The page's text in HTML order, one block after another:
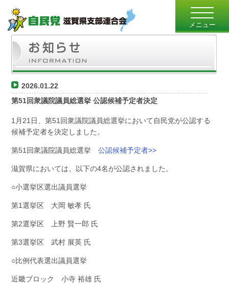
toggle
メニュー
2026.01.22
第51回衆議院議員総選挙 公認候補予定者決定
1月21日、第51回衆議院議員総選挙において自民党が公認する
候補予定者を決定しました。
第51回衆議院議員総選挙公認候補予定者>>
滋賀県においては、以下の4名が公認されました。
○小選挙区選出議員選挙
第1選挙区 大岡 敏孝 氏
第2選挙区 上野 賢一郎 氏
第3選挙区 武村 展英 氏
○比例代表選出議員選挙
近畿ブロック 小寺 裕雄 氏